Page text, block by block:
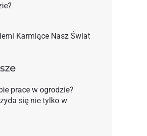
Karmiące Nasz Świat
prace w ogrodzie?
się nie tylko w